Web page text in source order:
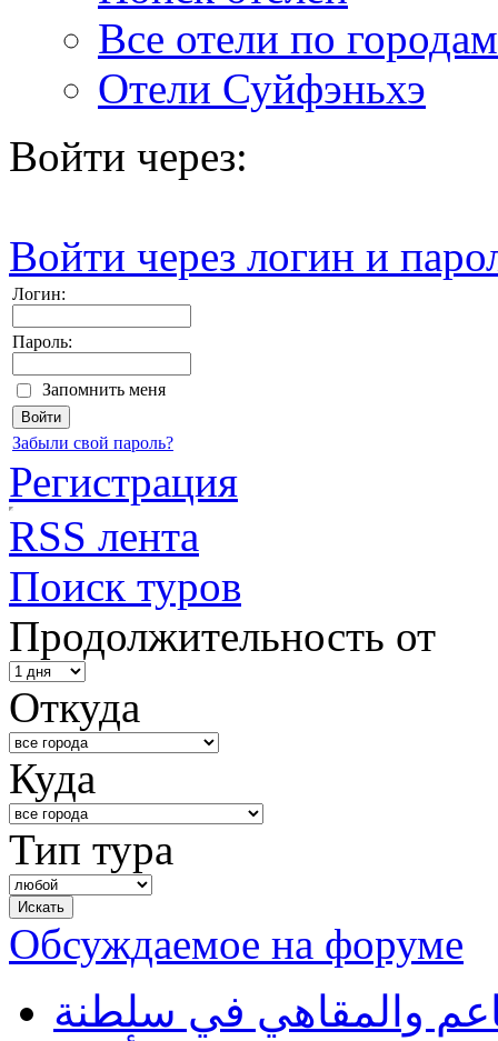
Все отели по городам
Отели Суйфэньхэ
Войти через:
Войти через логин и
Логин:
Пароль:
Запомнить меня
Забыли свой пароль?
Регистрация
RSS лента
Поиск туров
Продолжительность от
Откуда
Куда
Тип тура
Обсуждаемое на форуме
والمقاهي في سلطنة